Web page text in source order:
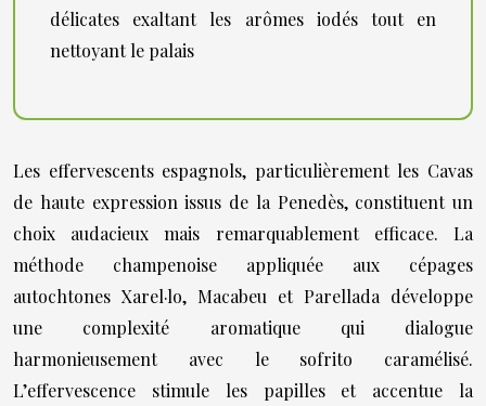
délicates exaltant les arômes iodés tout en
nettoyant le palais
Les effervescents espagnols, particulièrement les Cavas
de haute expression issus de la Penedès, constituent un
choix audacieux mais remarquablement efficace. La
méthode champenoise appliquée aux cépages
autochtones Xarel·lo, Macabeu et Parellada développe
une complexité aromatique qui dialogue
harmonieusement avec le sofrito caramélisé.
L’effervescence stimule les papilles et accentue la